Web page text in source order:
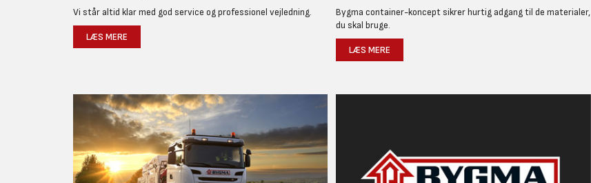
Vi står altid klar med god service og professionel vejledning.
LÆS MERE
Bygma container-koncept sikrer hurtig adgang til de materialer,
du skal bruge.
LÆS MERE